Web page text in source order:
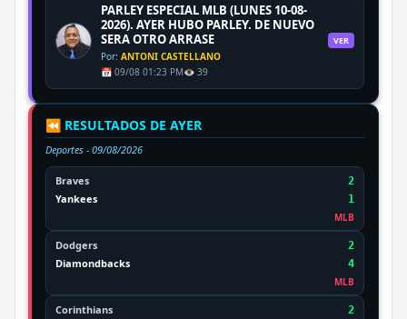
PARLEY ESPECIAL MLB (LUNES 10-08-
2026). AYER HUBO PARLEY. DE NUEVO
SERA OTRO ARRASE
Por: ANTONI CASTELLANO
📅 09/08 01:23 PM👁️ 39
VER
⏪ RESULTADOS DE AYER
Deportes - 09/08/2026
Braves 2
Yankees
1
MLB
Dodgers 2
Diamondbacks
4
MLB
Corinthians 2